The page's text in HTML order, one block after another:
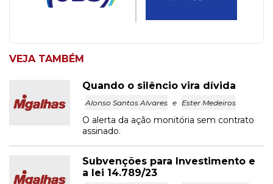
VEJA TAMBÉM
Quando o silêncio vira dívida
Alonso Santos Alvares e Ester Medeiros
O alerta da ação monitória sem contrato
assinado.
Subvenções para Investimento e
a lei 14.789/23